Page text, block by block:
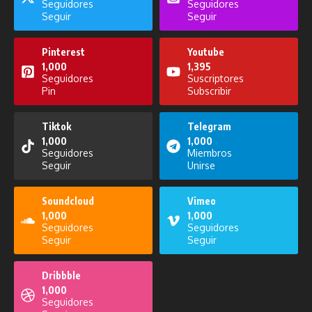
Noticiero del 27 de noviembre de
27 de noviembre de 2025
en septiembre
8 de septiembre de 2025
La Prefectura Informa del 23 de
agosto de 2025
23 de agosto de 2025
Pensando en Voz Alta del 20 de
Seguidores
Seguir
Seguidores
Seguir
Pinterest
1,000
Seguidores
Pin
Youtube
1,395
Suscriptores
Subscribir
Tiktok
1,000
Seguidores
Seguir
Telegram
1,000
Miembros
Unirse
Soundcloud
1,000
Seguidores
Seguir
Vimeo
1,000
Seguidores
Seguir
Dribbble
1,000
Seguidores